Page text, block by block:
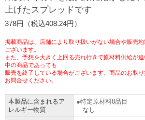
プリペイドカード・金券
ニンテンドー・ダウンロードカード
プリント
スキャン
ファクス
チケット
切手・はがき・印紙
セブン銀行ATM
ご利用可能なお支払い方法
各種料金のお支払い
セブンチケット
チケットぴあ
イープラス
CNプレイガイド
セブン‐イレブンでお受取り
タワーレコード
セブンネットショッピング
停電時のサービス停止のお知らせ
会社概要
貸借対照表・損益計算書
沿革
国内店舗数
サステナビリティ活動基本方針
サステナビリティ推進体制
GREEN CHALLENGE 2050
4VISIONS
加盟店オーナー募集
店舗検索
ネットショ
お問い合わせ
Language
English (Corporate)
上げたスプレッドです
378円（税込408.24円）
掲載商品は、店舗により取り扱いがない場合や販売
ございます。
また、予想を大きく上回る売れ行きで原材料供給が
中の商品であっても
販売を終了している場合がございます。商品のお取
お問合せください。
本製品に含まれるア
レルギー物質
特定原材料8品目
なし